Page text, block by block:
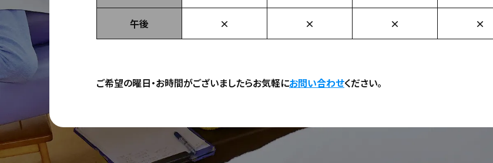
午後 × × × ×
ご希望の曜日・お時間がございましたらお気軽にお問い合わせください。